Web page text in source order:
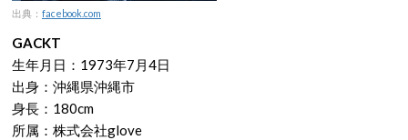
出典： facebook.com
GACKT
生年月日：1973年7月4日
出身：沖縄県沖縄市
身長：180cm
所属：株式会社glove